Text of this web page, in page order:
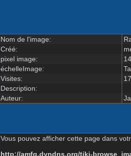
Nom de l'image:
Créé:
pixel image:
échelleImage:
Visites:
Description:
Auteur:
Vous pouvez afficher cette page dans
http://amfg.dyndns.org/tiki-